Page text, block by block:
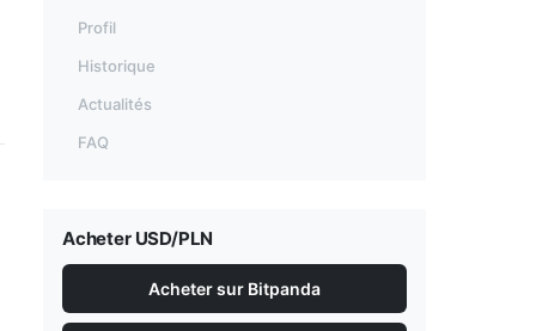
Profil
Historique
Actualités
FAQ
Acheter USD/PLN
Acheter sur Bitpanda